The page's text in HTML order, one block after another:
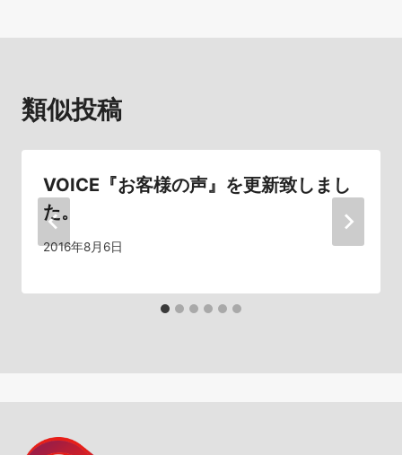
ー
ョ
ン
類似投稿
VOICE『お客様の声』を更新致しまし
た。
2016年8月6日